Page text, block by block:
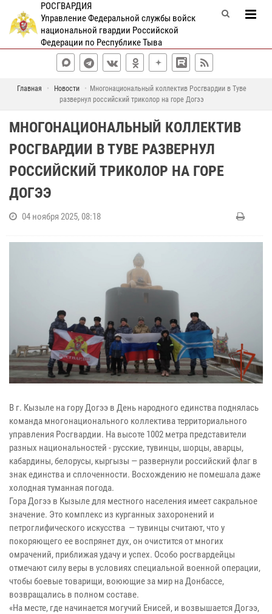
РОСГВАРДИЯ
Управление Федеральной службы войск
национальной гвардии Российской
Федерации по Республике Тыва
Главная Новости
Многонациональный коллектив Росгвардии в Туве
развернул российский триколор на горе Догээ
МНОГОНАЦИОНАЛЬНЫЙ КОЛЛЕКТИВ
РОСГВАРДИИ В ТУВЕ РАЗВЕРНУЛ
РОССИЙСКИЙ ТРИКОЛОР НА ГОРЕ
ДОГЭЭ
04 ноября 2025, 08:18
В г. Кызыле на гору Догээ в День народного единства поднялась
команда многонационального коллектива территориального
управления Росгвардии. На высоте 1002 метра представители
разных национальностей - русские, тувинцы, шорцы, аварцы,
кабардины, белорусы, кыргызы — развернули российский флаг в
знак единства и сплоченности. Восхождению не помешала даже
холодная туманная погода.
Гора Догээ в Кызыле для местного населения имеет сакральное
значение. Это комплекс из курганных захоронений и
петроглифического искусства — тувинцы считают, что у
покоряющего ее воспрянет дух, он очистится от многих
омрачений, приближая удачу и успех. Особо росгвардейцы
отмечают силу веры в условиях специальной военной операции,
чтобы боевые товарищи, воюющие за мир на Донбассе,
возвращались в полном составе.
«На месте, где начинается могучий Енисей, и возвышается Догээ,